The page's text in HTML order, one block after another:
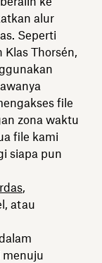
alur
Seperti
Klas Thorsén,
file
zona waktu
file kami
siapa pun
,
atau
menuju